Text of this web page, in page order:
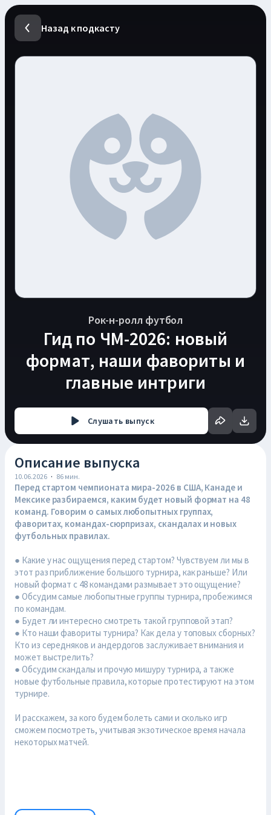
Назад к подкасту
Рок-н-ролл футбол
Гид по ЧМ-2026: новый
формат, наши фавориты и
главные интриги
Слушать выпуск
Описание выпуска
10.06.2026 · 86 мин.
Перед стартом чемпионата мира-2026 в США, Канаде и
Мексике разбираемся, каким будет новый формат на 48
команд. Говорим о самых любопытных группах,
фаворитах, командах-сюрпризах, скандалах и новых
футбольных правилах.
● Какие у нас ощущения перед стартом? Чувствуем ли мы в
этот раз приближение большого турнира, как раньше? Или
новый формат с 48 командами размывает это ощущение?
● Обсудим самые любопытные группы турнира, пробежимся
по командам.
● Будет ли интересно смотреть такой групповой этап?
● Кто наши фавориты турнира? Как дела у топовых сборных?
Кто из середняков и андердогов заслуживает внимания и
может выстрелить?
● Обсудим скандалы и прочую мишуру турнира, а также
новые футбольные правила, которые протестируют на этом
турнире.
И расскажем, за кого будем болеть сами и сколько игр
сможем посмотреть, учитывая экзотическое время начала
некоторых матчей.